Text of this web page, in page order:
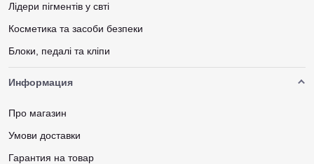
Лідери пігментів у свті
Косметика та засоби безпеки
Блоки, педалі та кліпи
Информация
Про магазин
Умови доставки
Гарантия на товар